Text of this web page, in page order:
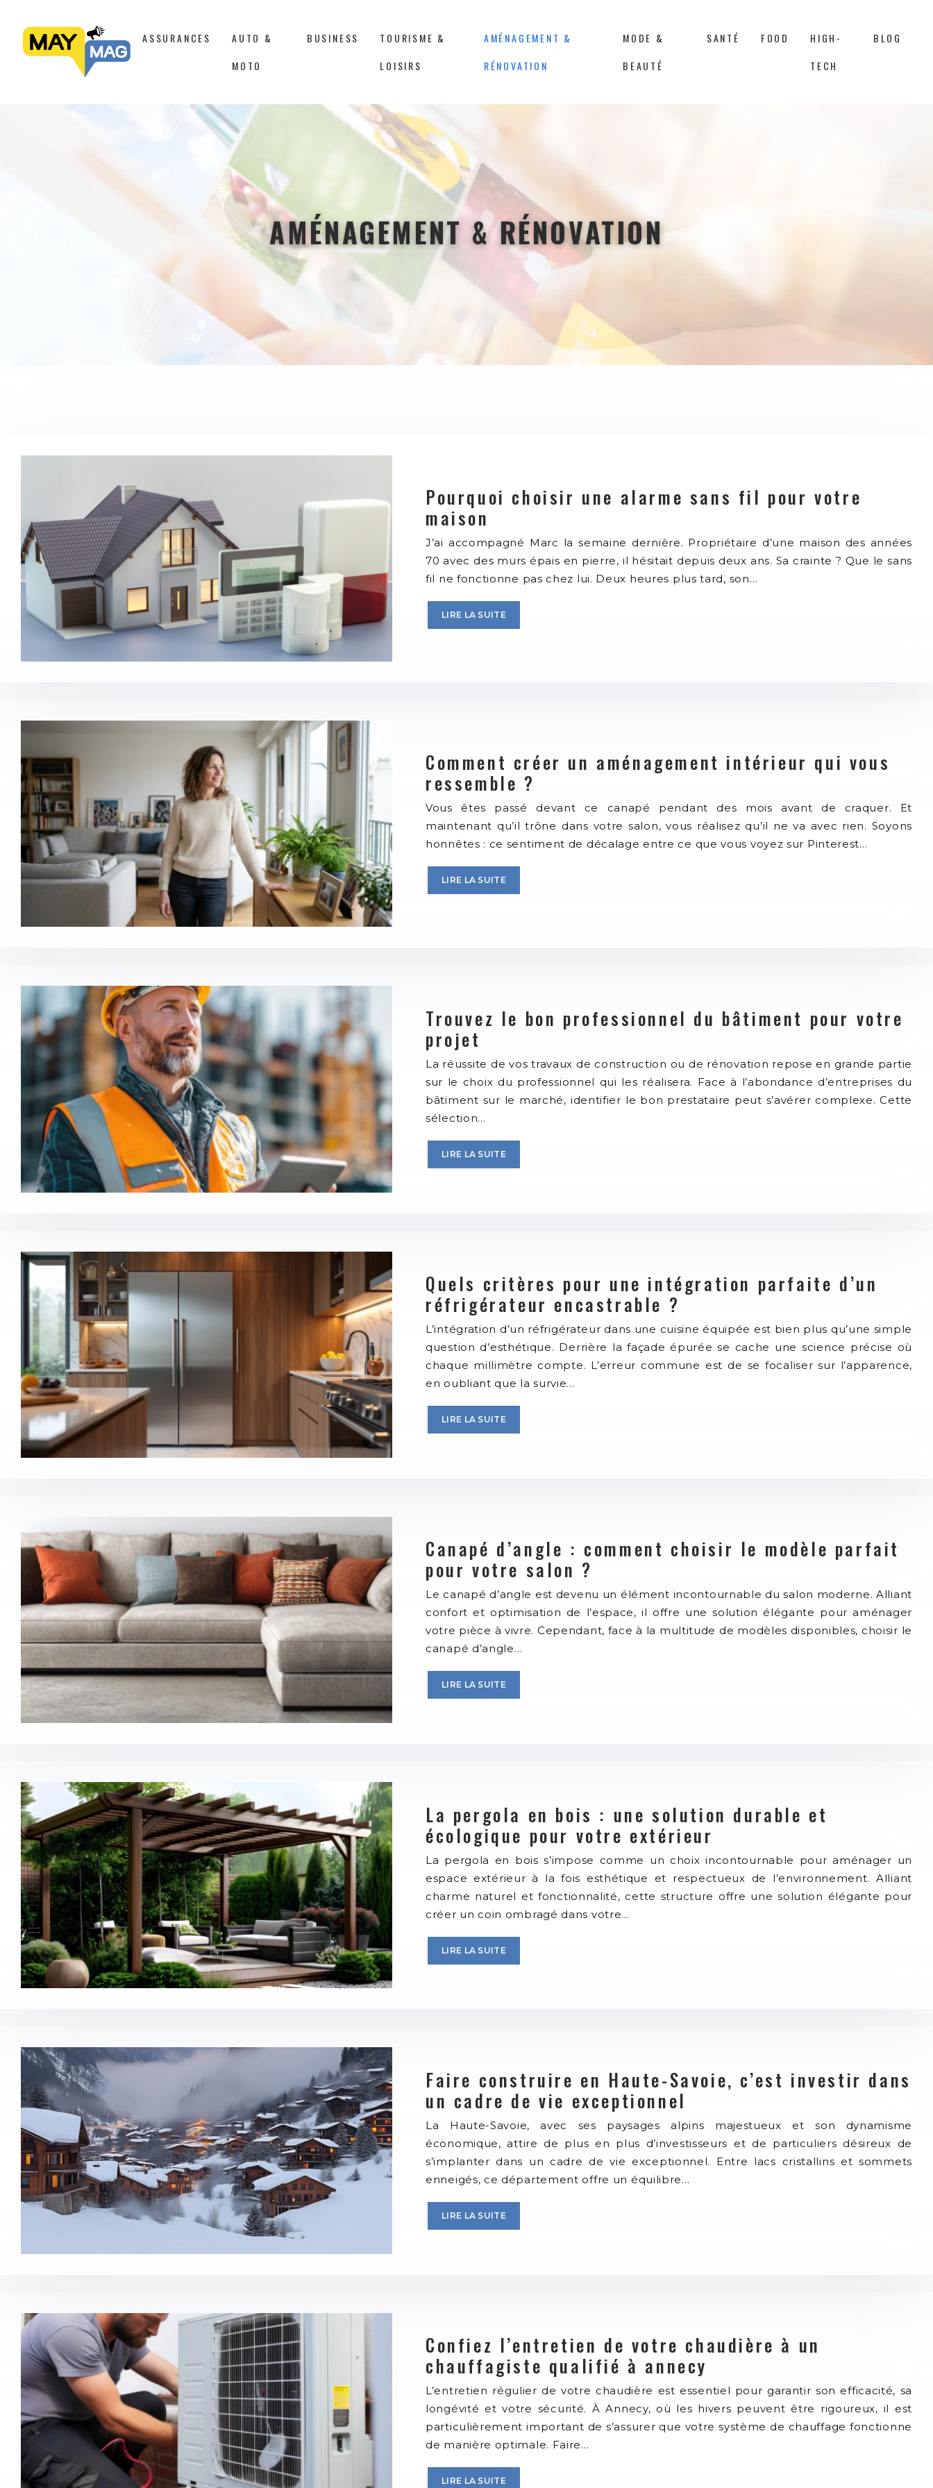
ASSURANCES
AUTO &
MOTO
BUSINESS
TOURISME &
LOISIRS
AMÉNAGEMENT &
RÉNOVATION
MODE &
BEAUTÉ
SANTÉ FOOD
HIGH-
TECH
BLOG
AMÉNAGEMENT & RÉNOVATION
Pourquoi choisir une alarme sans fil pour votre
maison
J’ai accompagné Marc la semaine dernière. Propriétaire d’une maison des années
70 avec des murs épais en pierre, il hésitait depuis deux ans. Sa crainte ? Que le sans
fil ne fonctionne pas chez lui. Deux heures plus tard, son…
LIRE LA SUITE
Comment créer un aménagement intérieur qui vous
ressemble ?
Vous êtes passé devant ce canapé pendant des mois avant de craquer. Et
maintenant qu’il trône dans votre salon, vous réalisez qu’il ne va avec rien. Soyons
honnêtes : ce sentiment de décalage entre ce que vous voyez sur Pinterest…
LIRE LA SUITE
Trouvez le bon professionnel du bâtiment pour votre
projet
La réussite de vos travaux de construction ou de rénovation repose en grande partie
sur le choix du professionnel qui les réalisera. Face à l’abondance d’entreprises du
bâtiment sur le marché, identifier le bon prestataire peut s’avérer complexe. Cette
sélection…
LIRE LA SUITE
Quels critères pour une intégration parfaite d’un
réfrigérateur encastrable ?
L’intégration d’un réfrigérateur dans une cuisine équipée est bien plus qu’une simple
question d’esthétique. Derrière la façade épurée se cache une science précise où
chaque millimètre compte. L’erreur commune est de se focaliser sur l’apparence,
en oubliant que la survie…
LIRE LA SUITE
Canapé d’angle : comment choisir le modèle parfait
pour votre salon ?
Le canapé d’angle est devenu un élément incontournable du salon moderne. Alliant
confort et optimisation de l’espace, il offre une solution élégante pour aménager
votre pièce à vivre. Cependant, face à la multitude de modèles disponibles, choisir le
canapé d’angle…
LIRE LA SUITE
La pergola en bois : une solution durable et
écologique pour votre extérieur
La pergola en bois s’impose comme un choix incontournable pour aménager un
espace extérieur à la fois esthétique et respectueux de l’environnement. Alliant
charme naturel et fonctionnalité, cette structure offre une solution élégante pour
créer un coin ombragé dans votre…
LIRE LA SUITE
Faire construire en Haute-Savoie, c’est investir dans
un cadre de vie exceptionnel
La Haute-Savoie, avec ses paysages alpins majestueux et son dynamisme
économique, attire de plus en plus d’investisseurs et de particuliers désireux de
s’implanter dans un cadre de vie exceptionnel. Entre lacs cristallins et sommets
enneigés, ce département offre un équilibre…
LIRE LA SUITE
Confiez l’entretien de votre chaudière à un
chauffagiste qualifié à annecy
L’entretien régulier de votre chaudière est essentiel pour garantir son efficacité, sa
longévité et votre sécurité. À Annecy, où les hivers peuvent être rigoureux, il est
particulièrement important de s’assurer que votre système de chauffage fonctionne
de manière optimale. Faire…
LIRE LA SUITE